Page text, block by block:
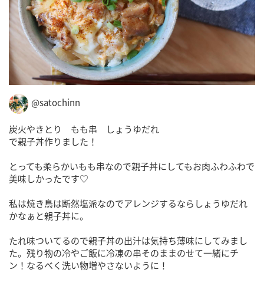
@satochinn
炭火やきとり もも串 しょうゆだれ
で親子丼作りました！
とっても柔らかいもも串なので親子丼にしてもお肉ふわふわで
美味しかったです♡
私は焼き鳥は断然塩派なのでアレンジするならしょうゆだれ
かなぁと親子丼に。
たれ味ついてるので親子丼の出汁は気持ち薄味にしてみまし
た。残り物の冷やご飯に冷凍の串そのままのせて一緒にチ
ン！なるべく洗い物増やさないように！